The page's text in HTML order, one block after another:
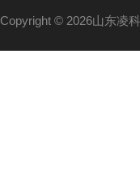
Copyright © 2026山东凌